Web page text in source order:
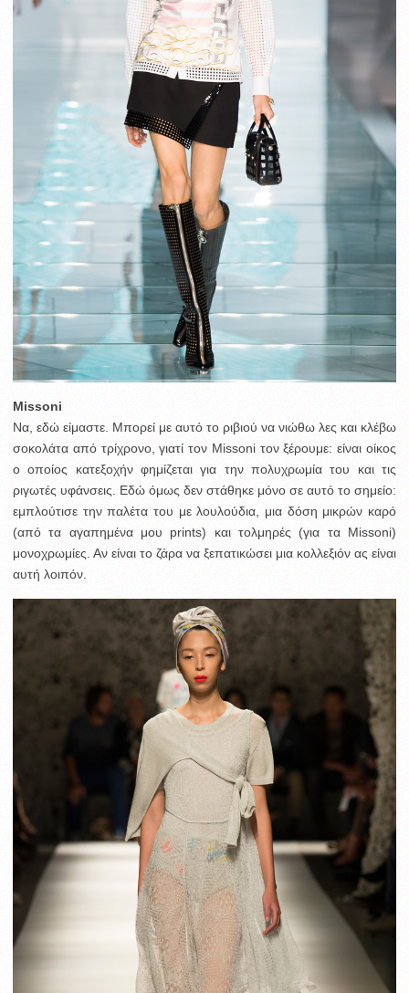
Μissoni
Να, εδώ είμαστε. Μπορεί με αυτό το ριβιού να νιώθω λες και κλέβω
σοκολάτα από τρίχρονο, γιατί τον Μissoni τον ξέρουμε: είναι οίκος
ο οποίος κατεξοχήν φημίζεται για την πολυχρωμία του και τις
ριγωτές υφάνσεις. Εδώ όμως δεν στάθηκε μόνο σε αυτό το σημείο:
εμπλούτισε την παλέτα του με λουλούδια, μια δόση μικρών καρό
(από τα αγαπημένα μου prints) και τολμηρές (για τα Missoni)
μονοχρωμίες. Αν είναι το ζάρα να ξεπατικώσει μια κολλεξιόν ας είναι
αυτή λοιπόν.